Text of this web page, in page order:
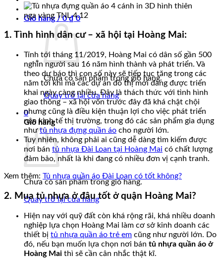
Giỏ hàng /0₫ 0
Chưa có sản phẩm trong giỏ hàng.
Quay trở lại cửa hàng
0
Giỏ hàng
Chưa có sản phẩm trong giỏ hàng.
Quay trở lại cửa hàng
1. Tình hình dân cư – xã hội tại Hoàng Mai:
Tính tới tháng 11/2019, Hoàng Mai có dân số gần 500
nghìn người sau 16 năm hình thành và phát triển. Và
theo dự báo thì con số này sẽ tiếp tục tăng trong các
năm tới khi mà các dự án đô thị mới đang được triển
khai ngày càng nhiều. Đây là thách thức với tình hình
giao thông – xã hội vốn trước đây đã khá chật chội
nhưng cũng là điều kiện thuận lợi cho việc phát triển
nên kinh tế thị trường, trong đó các sản phẩm gia dụng
nhưtủ nhựa đựng quần áo cho người lớn.
Tuy nhiên, không phải ai cũng dễ dàng tìm kiếm được
nơi bán tủ nhựa Đài Loan tại Hoàng Mai có chất lượng
đảm bảo, nhất là khi đang có nhiều đơn vị cạnh tranh.
Xem thêm: Tủ nhựa quần áo Đài Loan có tốt không?
2. Mua tủ nhựa ở đâu tốt ở quận Hoàng Mai?
Hiện nay với quỹ đất còn khá rộng rãi, khá nhiều doanh
nghiệp lựa chọn Hoàng Mai làm cơ sở kinh doanh các
thiết bị tủ nhựa quần áo trẻ em cũng như người lớn. Do
đó, nếu bạn muốn lựa chọn nơi bán tủ nhựa quần áo ở
Hoàng Mai thì sẽ cần cân nhắc thật kĩ.